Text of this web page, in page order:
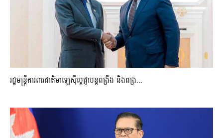
រដ្ឋមន្ត្រីការពារជាតិម៉ាឡេស៊ីប្ដេជ្ញាបន្តពង្រឹង និងពង្រ...